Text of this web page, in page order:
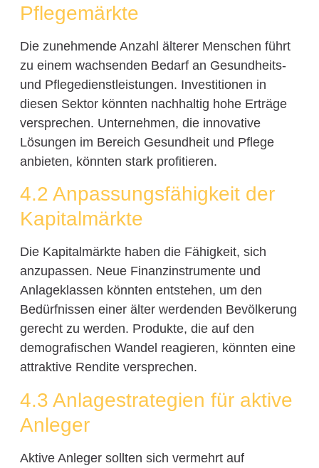
Pflegemärkte
Die zunehmende Anzahl älterer Menschen führt
zu einem wachsenden Bedarf an Gesundheits-
und Pflegedienstleistungen. Investitionen in
diesen Sektor könnten nachhaltig hohe Erträge
versprechen. Unternehmen, die innovative
Lösungen im Bereich Gesundheit und Pflege
anbieten, könnten stark profitieren.
4.2 Anpassungsfähigkeit der
Kapitalmärkte
Die Kapitalmärkte haben die Fähigkeit, sich
anzupassen. Neue Finanzinstrumente und
Anlageklassen könnten entstehen, um den
Bedürfnissen einer älter werdenden Bevölkerung
gerecht zu werden. Produkte, die auf den
demografischen Wandel reagieren, könnten eine
attraktive Rendite versprechen.
4.3 Anlagestrategien für aktive
Anleger
Aktive Anleger sollten sich vermehrt auf